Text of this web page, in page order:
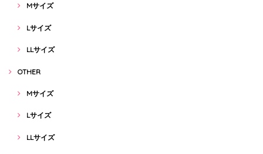
Mサイズ
Lサイズ
LLサイズ
OTHER
Mサイズ
Lサイズ
LLサイズ